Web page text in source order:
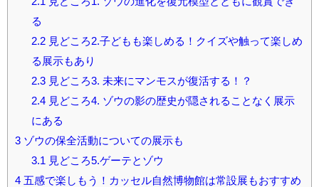
る
2.2見どころ2.子どもも楽しめる！クイズや触って楽しめ
る展示もあり
2.3見どころ3. 未来にマンモスが復活する！？
2.4見どころ4. ゾウの影の歴史が隠されることなく展示
にある
3 ゾウの保全活動についての展示も
3.1 見どころ5.ゲーテとゾウ
4 五感で楽しもう！カッセル自然博物館は常設展もおすすめ